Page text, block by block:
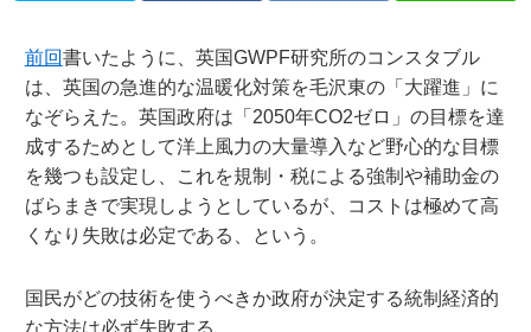
前回書いたように、英国GWPF研究所のコンスタブル
は、英国の急進的な温暖化対策を毛沢東の「大躍進」に
なぞらえた。英国政府は「2050年CO2ゼロ」の目標を達
成するためとして洋上風力の大量導入など野心的な目標
を幾つも設定し、これを規制・税による強制や補助金の
ばらまきで実現しようとしているが、コストは極めて高
くなり失敗は必定である、という。
国民がどの技術を使うべきか政府が決定する統制経済的